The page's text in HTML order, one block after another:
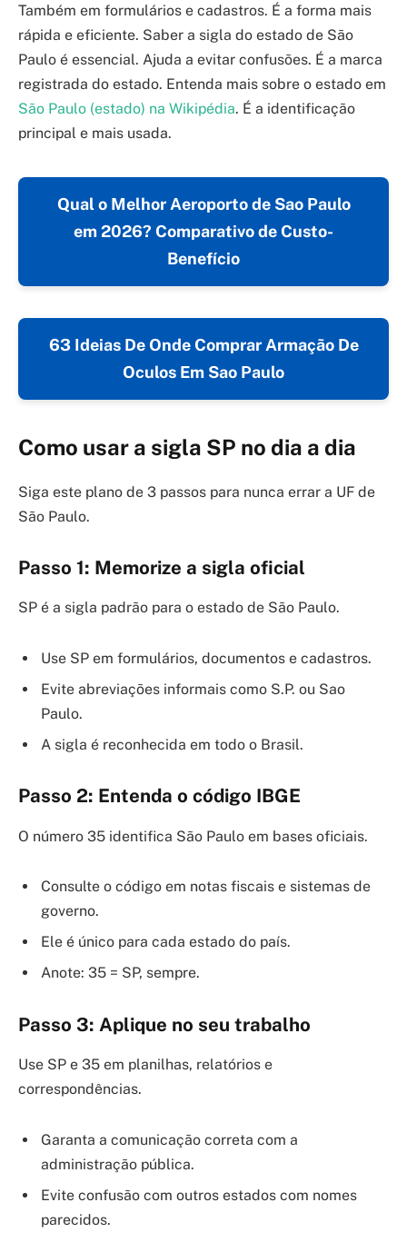
Também em formulários e cadastros. É a forma mais
rápida e eficiente. Saber a sigla do estado de São
Paulo é essencial. Ajuda a evitar confusões. É a marca
registrada do estado. Entenda mais sobre o estado em
São Paulo (estado) na Wikipédia. É a identificação
principal e mais usada.
Qual o Melhor Aeroporto de Sao Paulo
em 2026? Comparativo de Custo-
Benefício
63 Ideias De Onde Comprar Armação De
Oculos Em Sao Paulo
Como usar a sigla SP no dia a dia
Siga este plano de 3 passos para nunca errar a UF de
São Paulo.
Passo 1: Memorize a sigla oficial
SP é a sigla padrão para o estado de São Paulo.
Use SP em formulários, documentos e cadastros.
Evite abreviações informais como S.P. ou Sao
Paulo.
A sigla é reconhecida em todo o Brasil.
Passo 2: Entenda o código IBGE
O número 35 identifica São Paulo em bases oficiais.
Consulte o código em notas fiscais e sistemas de
governo.
Ele é único para cada estado do país.
Anote: 35 = SP, sempre.
Passo 3: Aplique no seu trabalho
Use SP e 35 em planilhas, relatórios e
correspondências.
Garanta a comunicação correta com a
administração pública.
Evite confusão com outros estados com nomes
parecidos.